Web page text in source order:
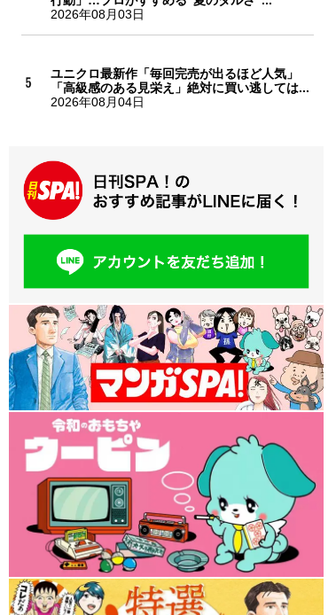
2026年08月03日
ユニクロ最新作「毎回完売が出るほど人気」
「高級感のある見栄え」絶対に買い逃しては...
2026年08月04日